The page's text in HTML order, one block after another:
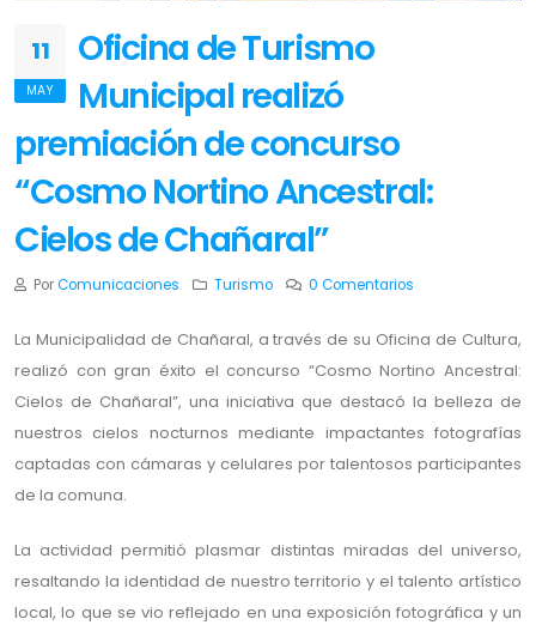
11
MAY
Oficina de Turismo
Municipal realizó
premiación de concurso
“Cosmo Nortino Ancestral:
Cielos de Chañaral”
PorComunicaciones Turismo 0 Comentarios
La Municipalidad de Chañaral, a través de su Oficina de Cultura,
realizó con gran éxito el concurso “Cosmo Nortino Ancestral:
Cielos de Chañaral”, una iniciativa que destacó la belleza de
nuestros cielos nocturnos mediante impactantes fotografías
captadas con cámaras y celulares por talentosos participantes
de la comuna.
La actividad permitió plasmar distintas miradas del universo,
resaltando la identidad de nuestro territorio y el talento artístico
local, lo que se vio reflejado en una exposición fotográfica y un